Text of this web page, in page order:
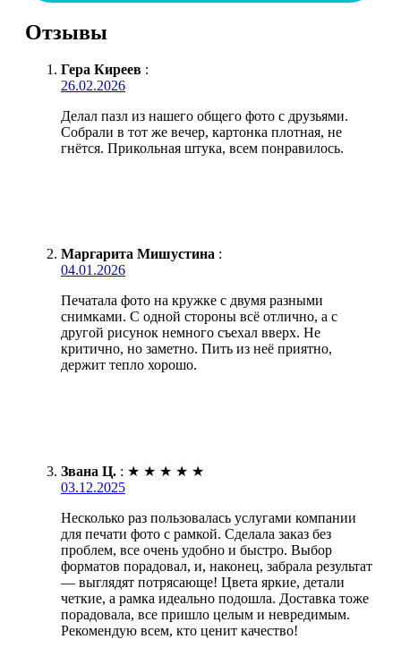
Отзывы
Гера Киреев :
26.02.2026
Делал пазл из нашего общего фото с друзьями.
Собрали в тот же вечер, картонка плотная, не
гнётся. Прикольная штука, всем понравилось.
Маргарита Мишустина :
04.01.2026
Печатала фото на кружке с двумя разными
снимками. С одной стороны всё отлично, а с
другой рисунок немного съехал вверх. Не
критично, но заметно. Пить из неё приятно,
держит тепло хорошо.
Звана Ц. : ★ ★ ★ ★ ★
03.12.2025
Несколько раз пользовалась услугами компании
для печати фото с рамкой. Сделала заказ без
проблем, все очень удобно и быстро. Выбор
форматов порадовал, и, наконец, забрала результат
— выглядят потрясающе! Цвета яркие, детали
четкие, а рамка идеально подошла. Доставка тоже
порадовала, все пришло целым и невредимым.
Рекомендую всем, кто ценит качество!